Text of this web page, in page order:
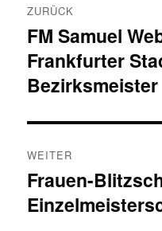
ZURÜCK
Vorheriger
Beitrag:
FM Samuel
Frankfurter
Bezirksmeister
WEITER
Nächster
Beitrag:
Frauen-